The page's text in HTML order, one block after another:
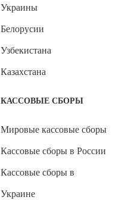
Украины
Белорусии
Узбекистана
Казахстана
КАССОВЫЕ СБОРЫ
Мировые кассовые сборы
Кассовые сборы в России
Кассовые сборы в
Украине